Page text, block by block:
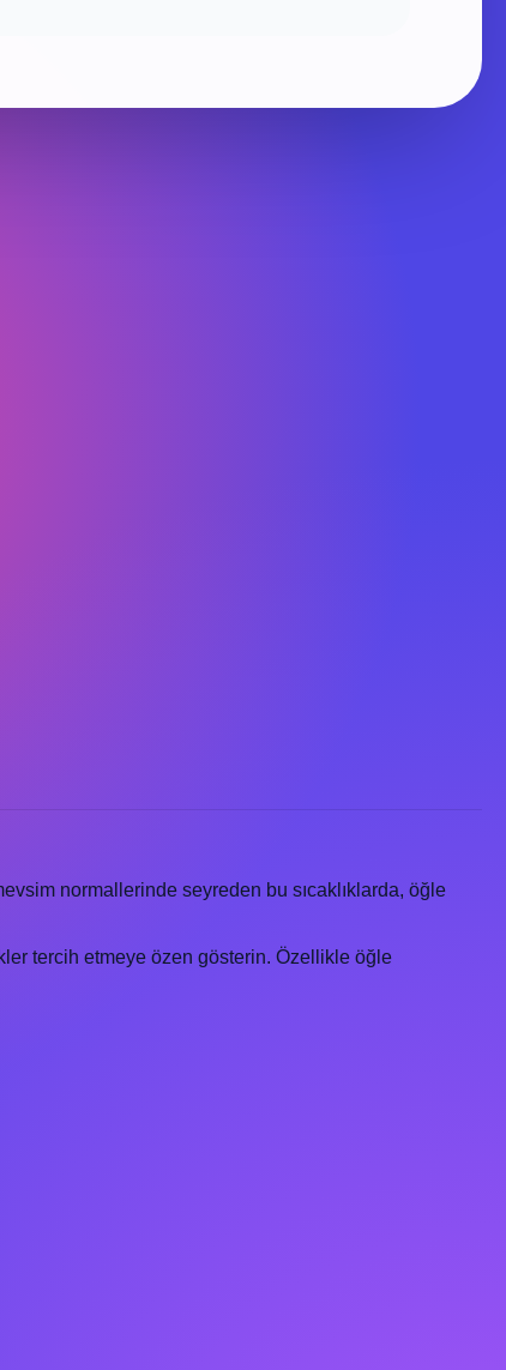
normallerinde seyreden bu sıcaklıklarda, öğle
tercih etmeye özen gösterin. Özellikle öğle